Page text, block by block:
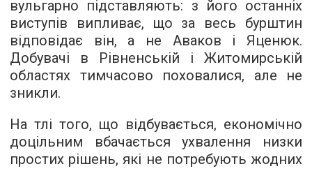
вульгарно підставляють: з його останніх
виступів випливає, що за весь бурштин
відповідає він, а не Аваков і Яценюк.
Добувачі в Рівненській і Житомирській
областях тимчасово поховалися, але не
зникли.
На тлі того, що відбувається, економічно
доцільним вбачається ухвалення низки
простих рішень, які не потребують жодних